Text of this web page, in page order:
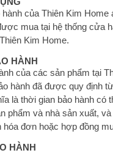
của Thiên Kim Home
mua tại hệ thống cửa
Kim Home.
HÀNH
của các sản phẩm tại
hành đã được quy định
là thời gian bảo hành có
phẩm và nhà sản xuất,
đơn hoặc hợp đồng
HÀNH